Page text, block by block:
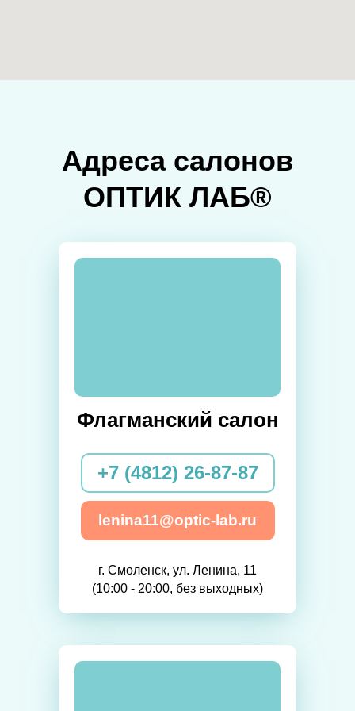
Адреса салонов
ОПТИК ЛАБ®
г. Смоленск, ул. Ленина, 11
(10:00 - 20:00, без выходных)
Флагманский салон
+7 (4812) 26-87-87
lenina11@optic-lab.ru